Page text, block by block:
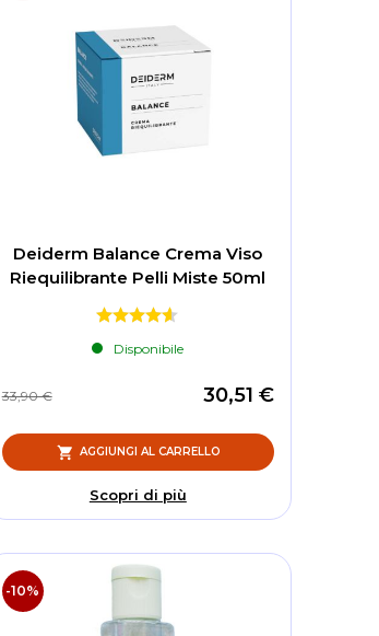
Deiderm Balance Crema Viso
Riequilibrante Pelli Miste 50ml
Disponibile
30,51 €
33,90 €
AGGIUNGI AL CARRELLO
Scopri di più
-10%